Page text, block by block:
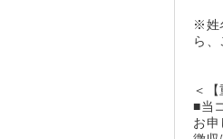
※姓
ら
＜
■当
お